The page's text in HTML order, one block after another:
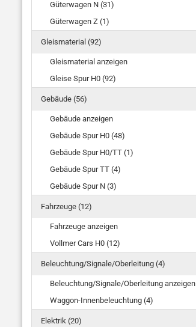
Güterwagen N (31)
Güterwagen Z (1)
Gleismaterial (92)
Gleismaterial anzeigen
Gleise Spur H0 (92)
Gebäude (56)
Gebäude anzeigen
Gebäude Spur H0 (48)
Gebäude Spur H0/TT (1)
Gebäude Spur TT (4)
Gebäude Spur N (3)
Fahrzeuge (12)
Fahrzeuge anzeigen
Vollmer Cars H0 (12)
Beleuchtung/Signale/Oberleitung (4)
Beleuchtung/Signale/Oberleitung anzeigen
Waggon-Innenbeleuchtung (4)
Elektrik (20)